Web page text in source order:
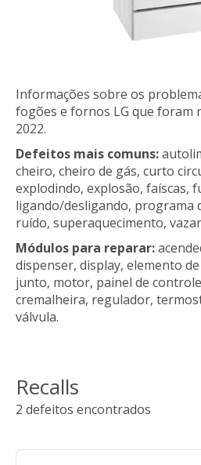
Informações sobre os
fogões e fornos LG que foram
2022.
Defeitos mais comuns:
cheiro, cheiro de gás, curto
explodindo, explosão, faíscas,
ligando/desligando, programa
ruído, superaquecimento,
Módulos para reparar:
dispenser, display, elemento
junto, motor, painel de
cremalheira, regulador,
válvula.
Recalls
2 defeitos encontrados